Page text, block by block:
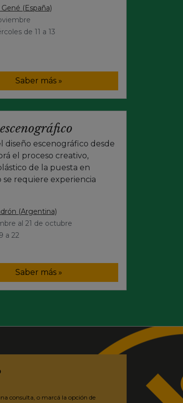
(España)
de 11 a 13
Saber más »
diseño escenográfico desde
el proceso creativo,
de la puesta en
se requiere experiencia
(Argentina)
al 21 de octubre
a 22
Saber más »
consulta, o marcá la opción de